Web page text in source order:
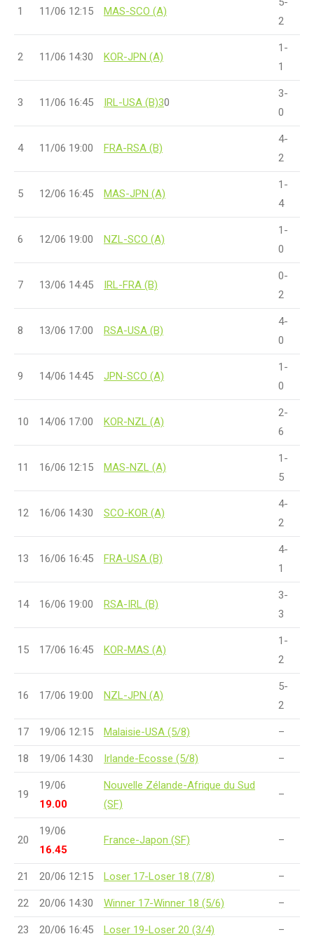
1 11/06 12:15 MAS-SCO (A)
2
2 11/06 14:30 KOR-JPN (A)
1-
1
3 11/06 16:45 IRL-USA (B)30
3-
0
4 11/06 19:00 FRA-RSA (B)
4-
2
5 12/06 16:45 MAS-JPN (A)
1-
4
6 12/06 19:00 NZL-SCO (A)
1-
0
7 13/06 14:45 IRL-FRA (B)
0-
2
8 13/06 17:00 RSA-USA (B)
4-
0
9 14/06 14:45 JPN-SCO (A)
1-
0
10 14/06 17:00 KOR-NZL (A)
2-
6
11 16/06 12:15 MAS-NZL (A)
1-
5
12 16/06 14:30 SCO-KOR (A)
4-
2
13 16/06 16:45 FRA-USA (B)
4-
1
14 16/06 19:00 RSA-IRL (B)
3-
3
15 17/06 16:45 KOR-MAS (A)
1-
2
16 17/06 19:00 NZL-JPN (A)
5-
2
17 19/06 12:15 Malaisie-USA (5/8) –
18 19/06 14:30 Irlande-Ecosse (5/8) –
19
19/06
19.00
Nouvelle Zélande-Afrique du Sud
(SF)
–
20
19/06
16.45
France-Japon (SF) –
21 20/06 12:15 Loser 17-Loser 18 (7/8) –
22 20/06 14:30 Winner 17-Winner 18 (5/6) –
23 20/06 16:45 Loser 19-Loser 20 (3/4) –